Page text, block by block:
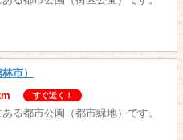
市）
すぐ近く！
る都市公園（都市緑地）です。